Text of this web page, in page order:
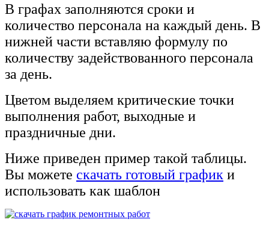
В графах заполняются сроки и
количество персонала на каждый день. В
нижней части вставляю формулу по
количеству задействованного персонала
за день.
Цветом выделяем критические точки
выполнения работ, выходные и
праздничные дни.
Ниже приведен пример такой таблицы.
Вы можете скачать готовый график и
использовать как шаблон